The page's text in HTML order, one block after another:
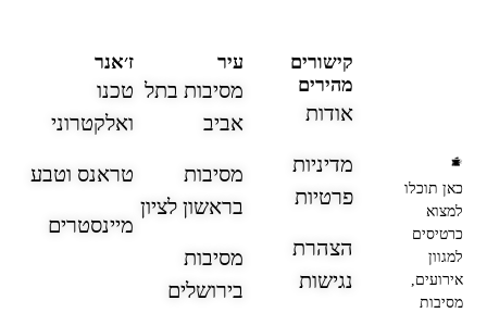
כאן תוכלו
למצוא
כרטיסים
למגוון
אירועים,
מסיבות
ז׳אנר
טכנו
ואלקטרוני
טראנס וטבע
מיינסטרים
עיר
מסיבות בתל
אביב
מסיבות
בראשון לציון
מסיבות
בירושלים
קישורים
מהירים
אודות
מדיניות
פרטיות
הצהרת
נגישות